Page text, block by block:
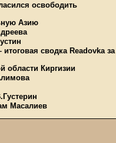
освободить
Азию
сводка Readovka за
области Киргизии
Масалиев